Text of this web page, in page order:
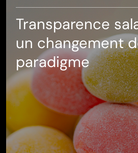
Transparence
un changement
paradigme